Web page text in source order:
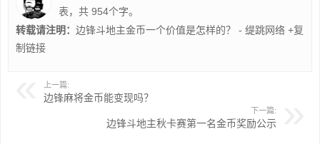
表，共 954个字。
转载请注明： 边锋斗地主金币一个价值是怎样的？ - 缇跳网络 +复
制链接
上一篇:
边锋麻将金币能变现吗？
下一篇:
边锋斗地主秋卡赛第一名金币奖励公示